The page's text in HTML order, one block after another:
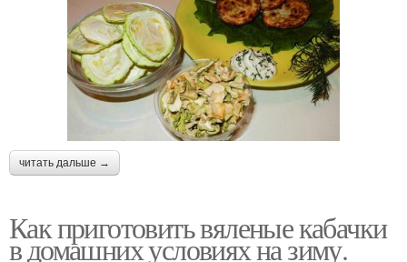
читать дальше →
Как приготовить вяленые кабачки
в домашних условиях на зиму.